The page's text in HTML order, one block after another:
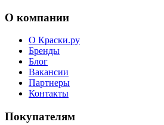
О компании
О Краски.ру
Бренды
Блог
Вакансии
Партнеры
Контакты
Покупателям